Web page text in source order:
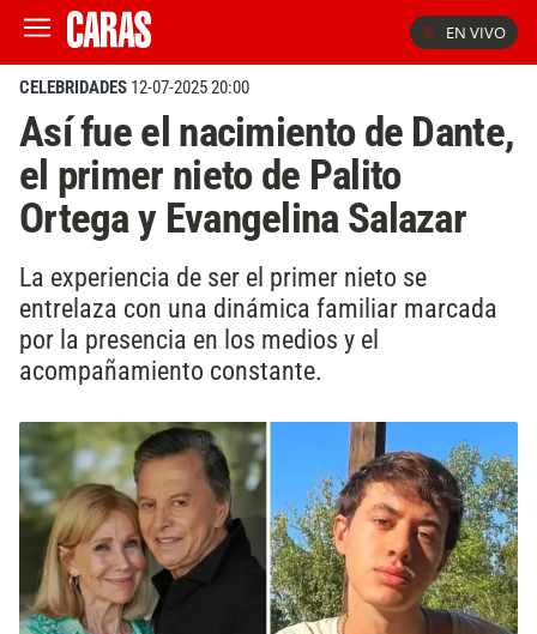
EN VIVO
CELEBRIDADES 12-07-2025 20:00
Así fue el nacimiento de Dante,
el primer nieto de Palito
Ortega y Evangelina Salazar
La experiencia de ser el primer nieto se
entrelaza con una dinámica familiar marcada
por la presencia en los medios y el
acompañamiento constante.